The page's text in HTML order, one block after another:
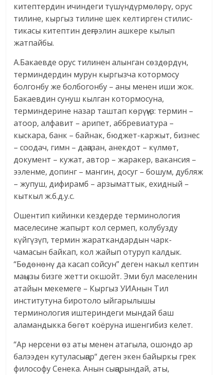
китептердин ичиндеги түшүндүрмөлөрү, орус
тилине, кыргыз тилине шек келтирген стилис­
тикасы китептин деңгээлин ашкере кылып
жатпайбы.
А.Бакаевде орус тилинен алынган сөздөрдүн,
терминдердин мурун кыргызча котормосу
болгонбу же болбогонбу – аны менен иши жок.
Бакаевдин сунуш кылган котормосуна,
терминдерине назар таштап көрүңүз: термин –
атоор, алфавит – арипет, аббревиатура –
кыскара, банк – байнак, бюджет-каржыт, бизнес
– соодач, гимн – даңазан, анекдот – күлмөт,
документ – кужат, автор – жаракер, вакансия –
ээленме, допинг – мангин, досуг – бошум, дубляж
– жупуш, дифирамб – арзыматтык, ехидный –
кыткыл ж.б.д.у.с.
Ошентип кийинки кездерде терминология
маселесине жапырт кол сермеп, колубузду
күйгүзүп, термин жараткандардын чарк-
чамасын байкап, кол жайып отуруп калдык.
“Бөдөнөнү да касап сойсун” деген накыл кептин
маңызы бизге жетти окшойт. Эми бул маселенин
атайын мекемеге – Кыргыз УИАнын Тил
институтуна биротоло ыйгарылышы
терминология иштериндеги мындай баш
аламандыкка бөгөт коёруна ишенгибиз келет.
“Ар нерсени өз аты менен атагыла, ошондо ар
балээден кутуласыңар“ деген экен байыркы грек
философу Сенека. Анын сыңарындай, аты,